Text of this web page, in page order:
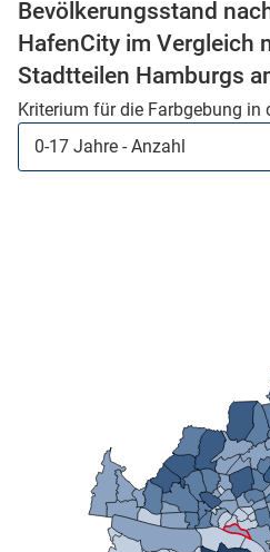
Bevölkerungsstand
HafenCity im Vergleich
Stadtteilen Hamburgs
Kriterium für die Farbgebung in